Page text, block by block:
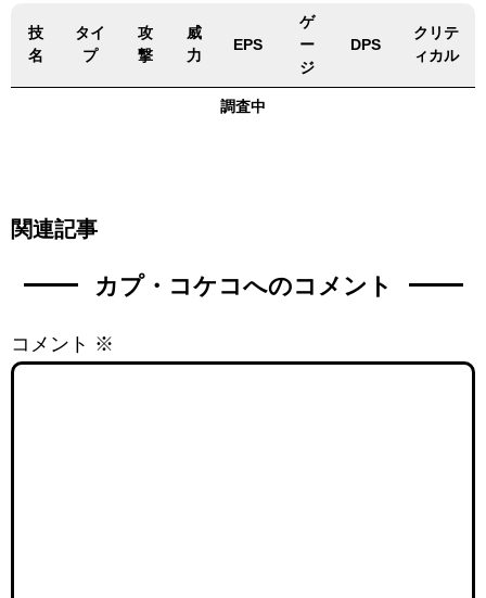
技
名
タイ
プ
攻
撃
威
力
EPS
ゲ
ー
ジ
DPS
クリテ
ィカル
調査中
関連記事
カプ・コケコへのコメント
コメント ※